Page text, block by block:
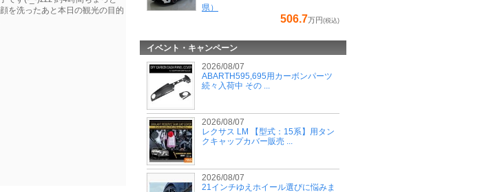
を洗ったあと本日の観光の目的
県）
506.7万円(税込)
イベント・キャンペーン
2026/08/07
ABARTH595,695用カーボンパーツ
続々入荷中 その ...
2026/08/07
レクサス LM 【型式：15系】用タン
クキャップカバー販売 ...
2026/08/07
21インチゆえホイール選びに悩みま